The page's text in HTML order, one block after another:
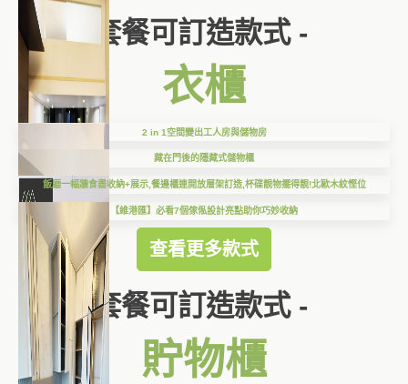
套餐可訂造款式 -
衣櫃
2 in 1空間變出工人房與儲物房
藏在門後的隱藏式儲物櫃
飯廳一幅牆食盡收納+展示,餐邊櫃連開放層架訂造,杯碟靚物擺得靚!北歐木紋慳位
【維港匯】必看7個傢俬設計亮點助你巧妙收納
查看更多款式
套餐可訂造款式 -
貯物櫃